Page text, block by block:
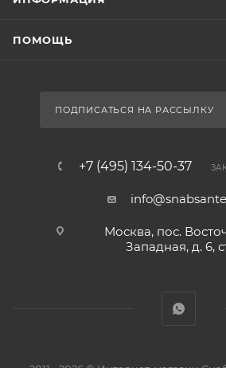
ПОМОЩЬ
ПОДПИСАТЬСЯ НА РАССЫЛКУ
+7 (495) 134-50-37
Москва, пос.
Западная, д. 6,